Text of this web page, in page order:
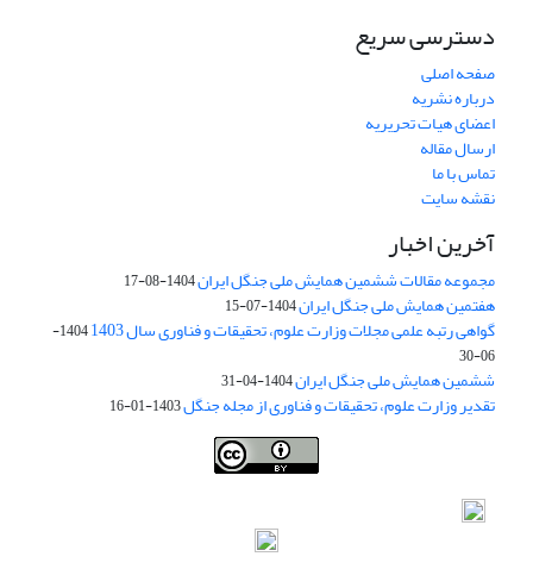
دسترسی سریع
صفحه اصلی
درباره نشریه
اعضای هیات تحریریه
ارسال مقاله
تماس با ما
نقشه سایت
آخرین اخبار
مجموعه مقالات ششمین همایش ملی جنگل ایران1404-08-17
هفتمین همایش ملی جنگل ایران1404-07-15
گواهی رتبه علمی مجلات وزارت علوم، تحقیقات و فناوری سال 1403
1404-
06-30
ششمین همایش ملی جنگل ایران1404-04-31
تقدیر وزارت علوم، تحقیقات و فناوری از مجله جنگل1403-01-16